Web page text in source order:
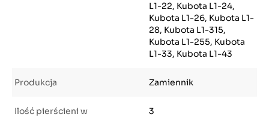
L1-22, Kubota L1-24,
Kubota L1-26, Kubota L1-
28, Kubota L1-315,
Kubota L1-255, Kubota
L1-33, Kubota L1-43
Produkcja Zamiennik
Ilość pierścieni w
3